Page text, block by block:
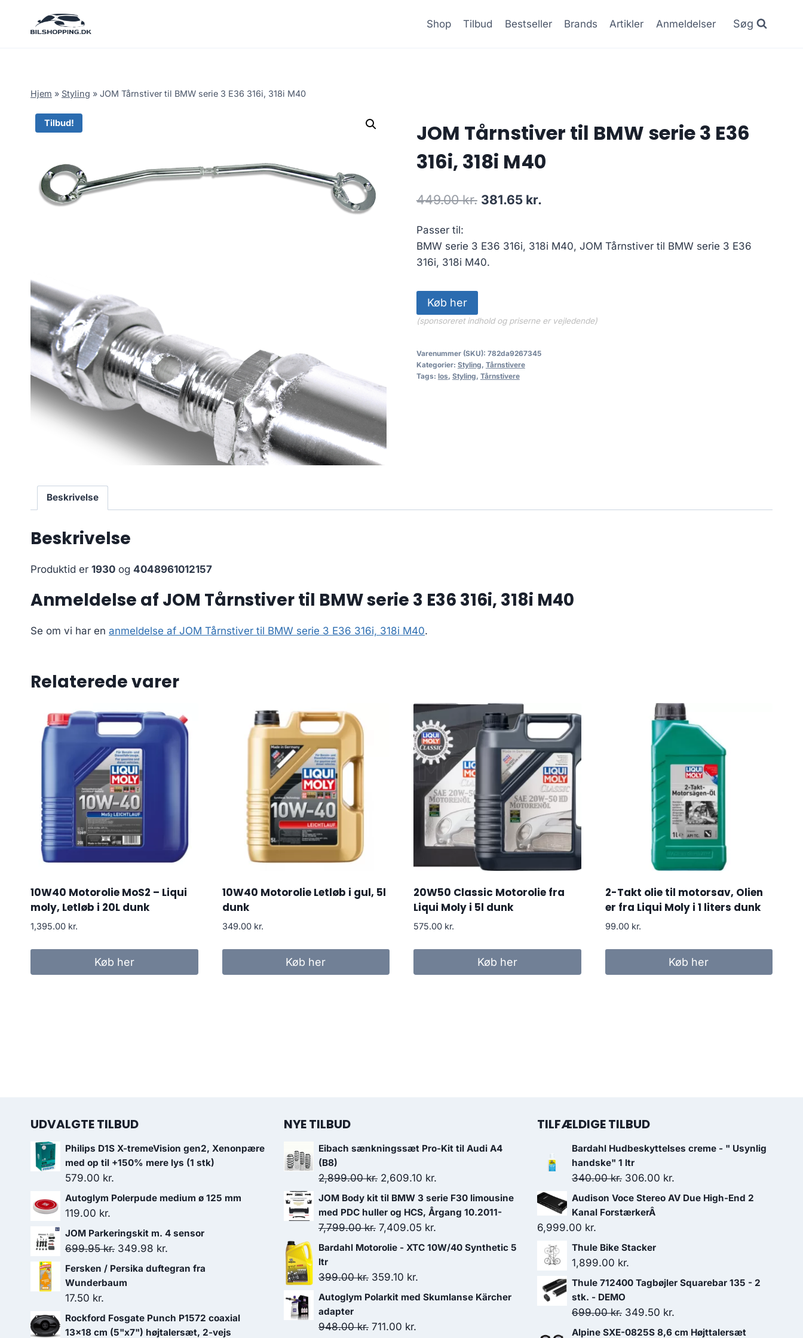
Shop Tilbud Bestseller Brands Artikler Anmeldelser Søg
Hjem » Styling » JOM Tårnstiver til BMW serie 3 E36 316i, 318i M40
Tilbud!
JOM Tårnstiver til BMW serie 3 E36
316i, 318i M40
449.00kr. Den
pris
var:
381.65 kr.
pris
Passer til:
BMW serie 3 E36 316i, 318i M40, JOM Tårnstiver til BMW serie 3 E36
316i, 318i M40.
Køb her
(sponsoreret indhold og priserne er vejledende)
Varenummer (SKU): 782da9267345
Kategorier: Styling, Tårnstivere
Tags: los, Styling, Tårnstivere
Beskrivelse
Beskrivelse
Produktid er 1930 og 4048961012157
Anmeldelse af JOM Tårnstiver til BMW serie 3 E36 316i, 318i M40
Se om vi har en anmeldelse af JOM Tårnstiver til BMW serie 3 E36 316i, 318i M40.
Relaterede varer
10W40 Motorolie MoS2 – Liqui
moly, Letløb i 20L dunk
1,395.00 kr.
Køb her
10W40 Motorolie Letløb i gul, 5l
dunk
349.00 kr.
Køb her
20W50 Classic Motorolie fra
Liqui Moly i 5l dunk
575.00 kr.
Køb her
2-Takt olie til motorsav, Olien
er fra Liqui Moly i 1 liters dunk
99.00 kr.
Køb her
UDVALGTE TILBUD
Philips D1S X-tremeVision gen2, Xenonpære
med op til +150% mere lys (1 stk)
579.00 kr.
Autoglym Polerpude medium ø 125 mm
119.00 kr.
JOM Parkeringskit m. 4 sensor
699.95kr. Den
oprindelige
pris
699.95 kr..
349.98 kr.
aktuelle
349.98 kr..
Fersken / Persika duftegran fra
Wunderbaum
17.50 kr.
Rockford Fosgate Punch P1572 coaxial
13x18 cm (5"x7") højtalersæt, 2-vejs
NYE TILBUD
Eibach sænkningssæt Pro-Kit til Audi A4
(B8)
2,899.00kr. Den
oprindelige
pris
var:
2,899.00 kr..
2,609.10 kr.
aktuelle
pris
2,609.10 kr..
JOM Body kit til BMW 3 serie F30 limousine
med PDC huller og HCS, Årgang 10.2011-
7,799.00kr. Den
oprindelige
var:
7,799.00 kr..
7,409.05 kr.
aktuelle
7,409.05 kr..
Bardahl Motorolie - XTC 10W/40 Synthetic 5
ltr
399.00kr. Den
oprindelige
var:
359.10 kr.
aktuelle
Autoglym Polarkit med Skumlanse Kärcher
adapter
948.00kr. Den
711.00 kr.
TILFÆLDIGE TILBUD
Bardahl Hudbeskyttelses creme - " Usynlig
handske" 1 ltr
340.00kr. Den
oprindelige
pris
340.00 kr..
306.00 kr.
aktuelle
Audison Voce Stereo AV Due High-End 2
Kanal ForstærkerÂ
6,999.00 kr.
Thule Bike Stacker
1,899.00 kr.
Thule 712400 Tagbøjler Squarebar 135 - 2
stk. - DEMO
699.00kr. Den
oprindelige
349.50 kr.
aktuelle
Alpine SXE-0825S 8,6 cm Højttalersæt